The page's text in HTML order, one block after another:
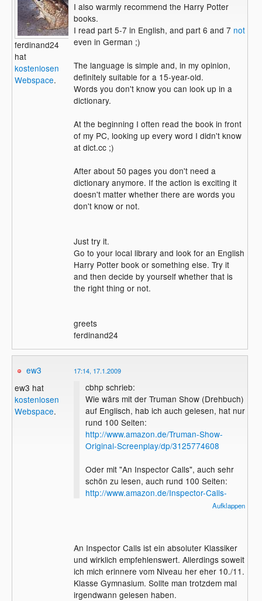
ferdinand24
hat
kostenlosen
Webspace.
I also warmly recommend the Harry Potter
books.
I read part 5-7 in English, and part 6 and 7 not
even in German ;)
The language is simple and, in my opinion,
definitely suitable for a 15-year-old.
Words you don't know you can look up in a
dictionary.
At the beginning I often read the book in front
of my PC, looking up every word I didn't know
at dict.cc ;)
After about 50 pages you don't need a
dictionary anymore. If the action is exciting it
doesn't matter whether there are words you
don't know or not.
Just try it.
Go to your local library and look for an English
Harry Potter book or something else. Try it
and then decide by yourself whether that is
the right thing or not.
greets
ferdinand24
ew3
ew3 hat
kostenlosen
Webspace.
17:14, 17.1.2009
cbhp schrieb:
Wie wärs mit der Truman Show (Drehbuch)
auf Englisch, hab ich auch gelesen, hat nur
rund 100 Seiten:
http://www.amazon.de/Truman-Show-
Original-Screenplay/dp/3125774608
Oder mit "An Inspector Calls", auch sehr
schön zu lesen, auch rund 100 Seiten:
http://www.amazon.de/Inspector-Calls-
Aufklappen
An Inspector Calls ist ein absoluter Klassiker
und wirklich empfehlenswert. Allerdings soweit
ich mich erinnere vom Niveau her eher 10./11.
Klasse Gymnasium. Sollte man trotzdem mal
irgendwann gelesen haben.